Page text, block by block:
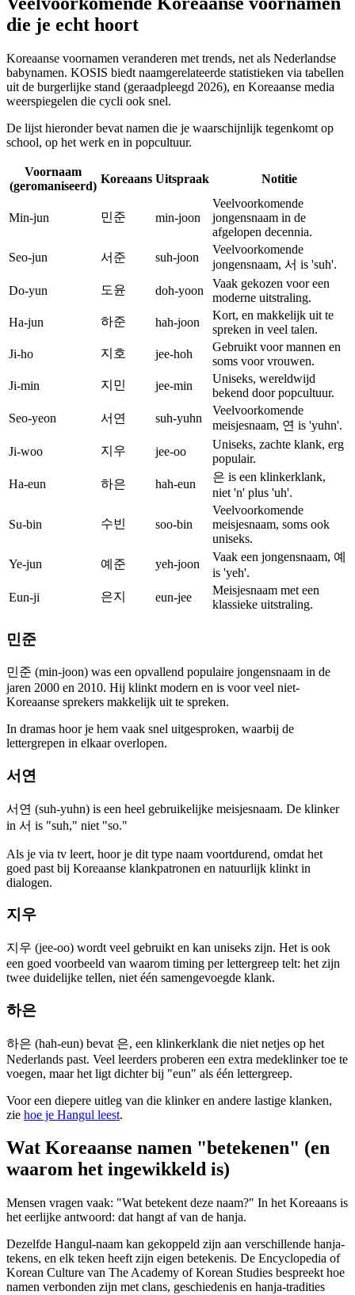
die je echt hoort
Koreaanse voornamen veranderen met trends, net als Nederlandse
babynamen. KOSIS biedt naamgerelateerde statistieken via tabellen
uit de burgerlijke stand (geraadpleegd 2026), en Koreaanse media
weerspiegelen die cycli ook snel.
De lijst hieronder bevat namen die je waarschijnlijk tegenkomt op
school, op het werk en in popcultuur.
Voornaam
(geromaniseerd)
Koreaans Uitspraak Notitie
Min-jun 민준 min-joon
Veelvoorkomende
jongensnaam in de
afgelopen decennia.
Seo-jun
서준 suh-joon
Veelvoorkomende
jongensnaam, 서 is 'suh'.
Do-yun
도윤 doh-yoon
Vaak gekozen voor een
moderne uitstraling.
Ha-jun
하준 hah-joon
Kort, en makkelijk uit te
spreken in veel talen.
Ji-ho
지호 jee-hoh
Gebruikt voor mannen en
soms voor vrouwen.
Ji-min
지민 jee-min
Uniseks, wereldwijd
bekend door popcultuur.
Seo-yeon
서연 suh-yuhn
Veelvoorkomende
meisjesnaam, 연 is 'yuhn'.
Ji-woo
지우 jee-oo
Uniseks, zachte klank, erg
populair.
Ha-eun
하은 hah-eun
은 is een klinkerklank,
niet 'n' plus 'uh'.
Su-bin 수빈 soo-bin
Veelvoorkomende
meisjesnaam, soms ook
uniseks.
Ye-jun
예준 yeh-joon
Vaak een jongensnaam, 예
is 'yeh'.
Eun-ji
은지 eun-jee
Meisjesnaam met een
klassieke uitstraling.
민준
민준 (min-joon) was een opvallend populaire jongensnaam in de
jaren 2000 en 2010. Hij klinkt modern en is voor veel niet-
Koreaanse sprekers makkelijk uit te spreken.
In dramas hoor je hem vaak snel uitgesproken, waarbij de
lettergrepen in elkaar overlopen.
서연
서연 (suh-yuhn) is een heel gebruikelijke meisjesnaam. De klinker
in 서 is "suh," niet "so."
Als je via tv leert, hoor je dit type naam voortdurend, omdat het
goed past bij Koreaanse klankpatronen en natuurlijk klinkt in
dialogen.
지우
지우 (jee-oo) wordt veel gebruikt en kan uniseks zijn. Het is ook
een goed voorbeeld van waarom timing per lettergreep telt: het zijn
twee duidelijke tellen, niet één samengevoegde klank.
하은
하은 (hah-eun) bevat 은, een klinkerklank die niet netjes op het
Nederlands past. Veel leerders proberen een extra medeklinker toe te
voegen, maar het ligt dichter bij "eun" als één lettergreep.
Voor een diepere uitleg van die klinker en andere lastige klanken,
zie hoe je Hangul leest.
Wat Koreaanse namen "betekenen" (en
waarom het ingewikkeld is)
Mensen vragen vaak: "Wat betekent deze naam?" In het Koreaans is
het eerlijke antwoord: dat hangt af van de hanja.
Dezelfde Hangul-naam kan gekoppeld zijn aan verschillende hanja-
tekens, en elk teken heeft zijn eigen betekenis. De Encyclopedia of
Korean Culture van The Academy of Korean Studies bespreekt hoe
namen verbonden zijn met clans, geschiedenis en hanja-tradities